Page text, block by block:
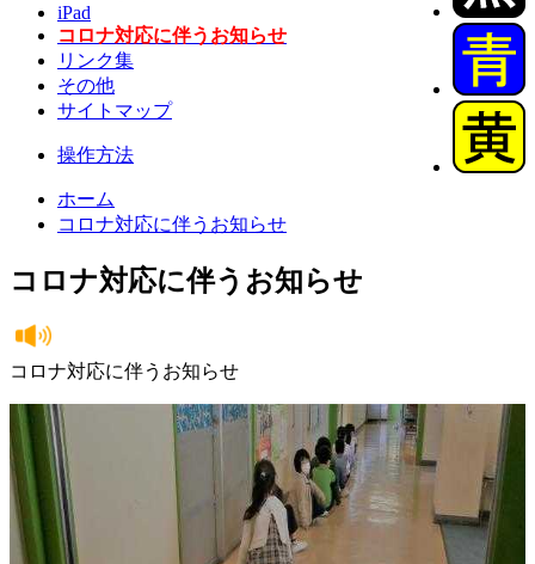
iPad
コロナ対応に伴うお知らせ
リンク集
その他
サイトマップ
操作方法
ホーム
コロナ対応に伴うお知らせ
コロナ対応に伴うお知らせ
コロナ対応に伴うお知らせ